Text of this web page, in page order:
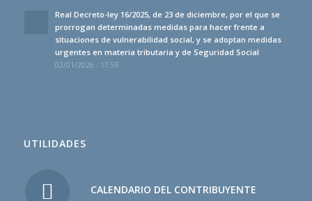
Real Decreto-ley 16/2025, de 23 de diciembre, por el que se
prorrogan determinadas medidas para hacer frente a
situaciones de vulnerabilidad social, y se adoptan medidas
urgentes en materia tributaria y de Seguridad Social
02/01/2026 - 17:59
UTILIDADES
CALENDARIO DEL CONTRIBUYENTE